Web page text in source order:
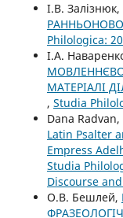
І.В. Залізнюк,
Philologica:
І.А.
МАТЕРІАЛІ
, Studia
Dana Radvan,
Latin Psalter
Empress
Studia
Discourse
О.В. Бешлей,